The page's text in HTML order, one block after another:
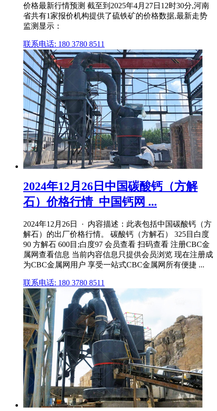
价格最新行情预测 截至到2025年4月27日12时30分,河南
省共有1家报价机构提供了硫铁矿的价格数据,最新走势
监测显示：
联系电话: 180 3780 8511
2024年12月26日中国碳酸钙（方解
石）价格行情_中国钙网 ...
2024年12月26日 · 内容描述：此表包括中国碳酸钙（方
解石）的出厂价格行情。 碳酸钙（方解石） 325目白度
90 方解石 600目;白度97 会员查看 扫码查看 注册CBC金
属网查看信息 当前内容信息只提供会员浏览 现在注册成
为CBC金属网用户 享受一站式CBC金属网所有便捷 ...
联系电话: 180 3780 8511